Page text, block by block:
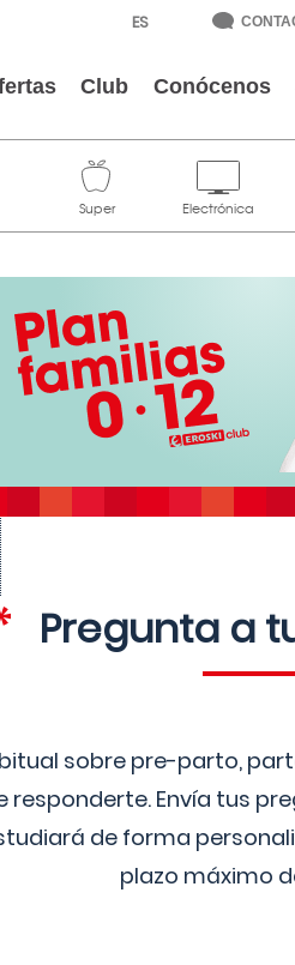
Club Conócenos
Pregunta a
sobre pre-parto,
responderte. Envía tus
de forma
plazo máximo